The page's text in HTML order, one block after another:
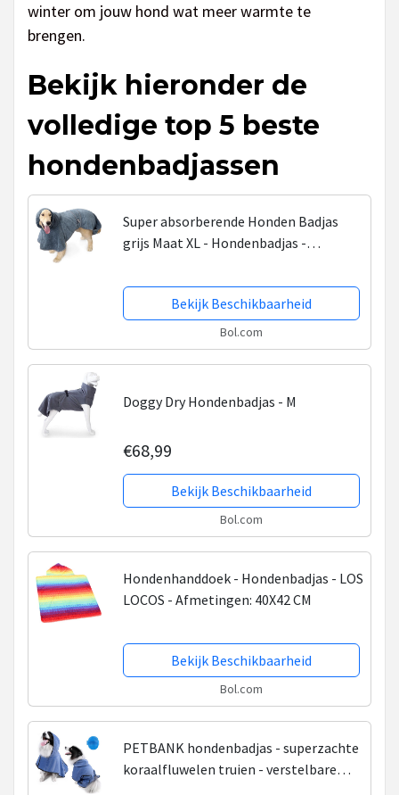
winter om jouw hond wat meer warmte te
brengen.
Bekijk hieronder de
volledige top 5 beste
hondenbadjassen
Super absorberende Honden Badjas
grijs Maat XL - Hondenbadjas -
Bekijk Beschikbaarheid
Bol.com
Doggy Dry Hondenbadjas - M
€68,99
Bekijk Beschikbaarheid
Bol.com
Hondenhanddoek - Hondenbadjas - LOS
LOCOS - Afmetingen: 40X42 CM
Bekijk Beschikbaarheid
Bol.com
PETBANK hondenbadjas - superzachte
koraalfluwelen truien - verstelbare